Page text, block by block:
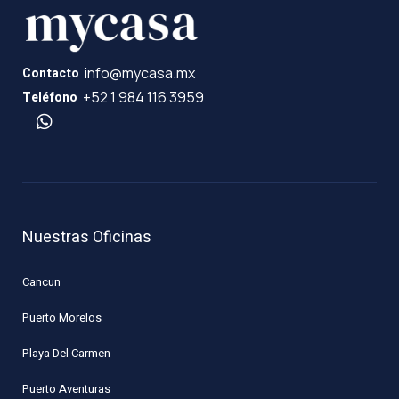
Contacto info@mycasa.mx
Teléfono +52 1 984 116 3959
Nuestras Oficinas
Cancun
Puerto Morelos
Playa Del Carmen
Puerto Aventuras